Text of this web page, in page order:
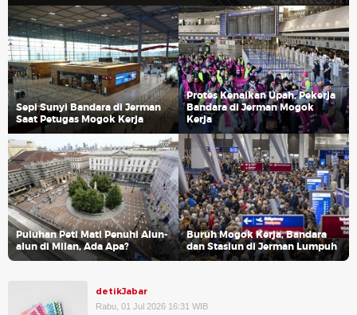
Sepi Sunyi Bandara di Jerman
Saat Petugas Mogok Kerja
Protes Kenaikan Upah, Pekerja
Bandara di Jerman Mogok
Kerja
Puluhan Peti Mati Penuhi Alun-
alun di Milan, Ada Apa?
Buruh Mogok Kerja, Bandara
dan Stasiun di Jerman Lumpuh
detikJabar
Rabu, 01 Jul 2026 16:31 WIB